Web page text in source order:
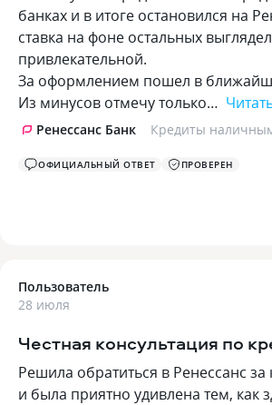
банках и в итоге остановился на
ставка на фоне остальных
привлекательной.
За оформлением пошел в
Из минусов отмечу только…
Ренессанс Банк Кредиты
ОФИЦИАЛЬНЫЙ ОТВЕТ ПРОВЕРЕН
Пользователь
28 июля
Честная консультация по
Решила обратиться в Ренессанс за
и была приятно удивлена тем, как